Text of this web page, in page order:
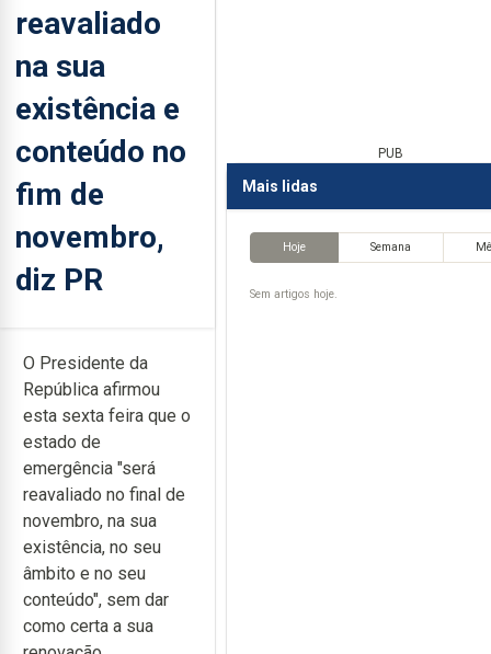
reavaliado
na sua
existência e
conteúdo no
fim de
novembro,
diz PR
O Presidente da
República afirmou
esta sexta feira que o
estado de
emergência "será
reavaliado no final de
novembro, na sua
existência, no seu
âmbito e no seu
conteúdo", sem dar
como certa a sua
PUB
Mais lidas
Hoje Semana
Sem artigos hoje.